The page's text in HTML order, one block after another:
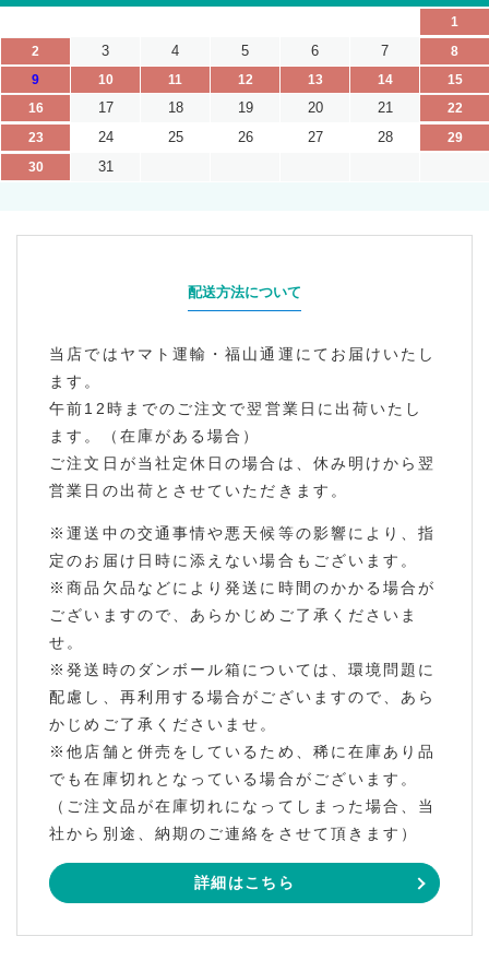
1
2
3 4 5 6 7
8
9
10 11 12 13 14
15
16
17 18 19 20 21
22
23
24 25 26 27 28
29
30
31
配送方法について
当店ではヤマト運輸・福山通運にてお届けいたし
ます。
午前12時までのご注文で翌営業日に出荷いたし
ます。（在庫がある場合）
ご注文日が当社定休日の場合は、休み明けから翌
営業日の出荷とさせていただきます。
※運送中の交通事情や悪天候等の影響により、指
定のお届け日時に添えない場合もございます。
※商品欠品などにより発送に時間のかかる場合が
ございますので、あらかじめご了承くださいま
せ。
※発送時のダンボール箱については、環境問題に
配慮し、再利用する場合がございますので、あら
かじめご了承くださいませ。
※他店舗と併売をしているため、稀に在庫あり品
でも在庫切れとなっている場合がございます。
（ご注文品が在庫切れになってしまった場合、当
社から別途、納期のご連絡をさせて頂きます）
詳細はこちら